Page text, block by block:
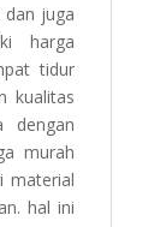
dan juga
harga
tidur
kualitas
dengan
murah
material
hal ini